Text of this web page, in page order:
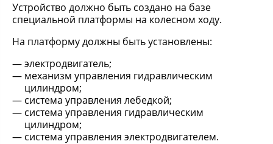
Устройство должно быть создано на базе
специальной платформы на колесном ходу.
На платформу должны быть установлены:
электродвигатель;
механизм управления гидравлическим
цилиндром;
система управления лебедкой;
система управления гидравлическим
цилиндром;
система управления электродвигателем.